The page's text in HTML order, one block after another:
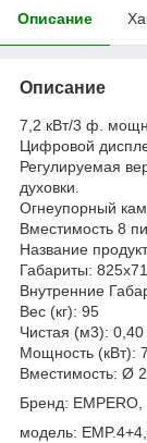
Описание
Описание
7,2 кВт/3 ф.
Цифровой
Регулируемая
духовки.
Огнеупорный
Вместимость 8
Название
Габариты:
Внутренние
Вес (кг): 95
Чистая (м3): 0,40
Мощность (кВт):
Вместимость: Ø
Бренд: EMPERO,
модель: EMP.4+4,